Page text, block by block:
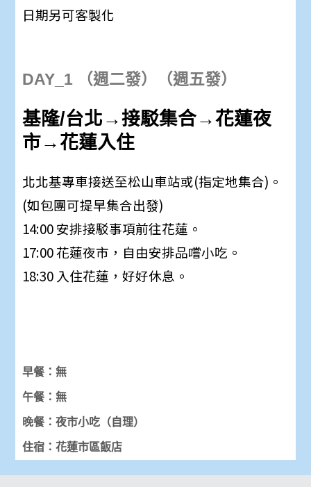
日期另可客製化
DAY_1 （週二發）（週五發）
基隆/台北→接駁集合→花蓮夜
市→花蓮入住
北北基專車接送至松山車站或(指定地集合)。
(如包團可提早集合出發)
14:00 安排接駁事項前往花蓮。
17:00 花蓮夜市，自由安排品嚐小吃。
18:30 入住花蓮，好好休息。
早餐：無
午餐：無
晚餐：夜市小吃（自理）
住宿：花蓮市區飯店